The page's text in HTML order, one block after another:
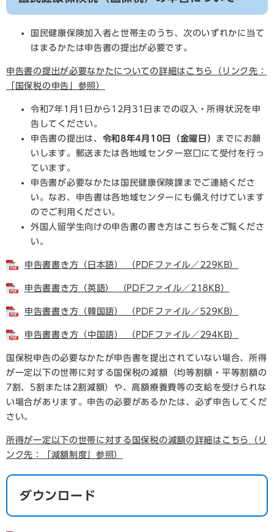
国民健康保険加入者と世帯主のうち、次のいずれかに当て
はまるかたは申告書の提出が必要です。
申告書の提出が必要なかたについての詳細はこちら（リンク先：
「国保税の申告」参照）
令和7年1月1日から12月31日までの収入・所得状況を申
告してください。
申告書の提出は、 令和8年4月10日（金曜日） までにお願
いします。郵送または各地域センター窓口にて受付を行っ
ています。
申告書が必要なかたは国民健康保険課までご連絡くださ
い。なお、申告書は各地域センターにも備え付けています
のでご利用ください。
外国人留学生向けの申告書の書き方はこちらをご覧くださ
い。
申告書書き方（日本語） （PDFファイル／229KB）
申告書書き方（英語） （PDFファイル／218KB）
申告書書き方（韓国語） （PDFファイル／529KB）
申告書書き方（中国語） （PDFファイル／294KB）
国保税申告の必要なかたが申告書を提出されていない場合、所得
が一定以下の世帯に対する国保税の減額（均等割額・平等割額の
7割、5割または2割減額）や、高額療養費等の支給を受けられな
い場合があります。申告の必要があるかたは、必ず申告してくだ
さい。
所得が一定以下の世帯に対する国保税の減額の詳細はこちら（リ
ンク先：「減額制度」参照）
ダウンロード​